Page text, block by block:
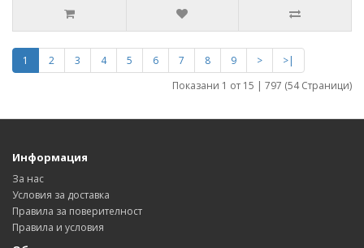
1 2 3 4 5 6 7 8 9 >
>|
Показани 1 от 15 | 797 (54 Страници)
Информация
За нас
Условия за доставка
Правила за поверителност
Правила и условия